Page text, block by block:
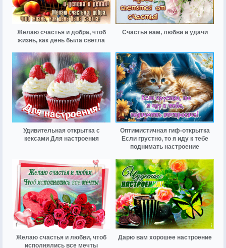
Желаю счастья и добра, чтоб
жизнь, как день была светла
Счастья вам, любви и удачи
Удивительная открытка с
кексами Для настроения
Оптимистичная гиф-открытка
Если грустно, то я иду к тебе
поднимать настроение
Желаю счастья и любви, чтоб
исполнялись все мечты
Дарю вам хорошее настроение